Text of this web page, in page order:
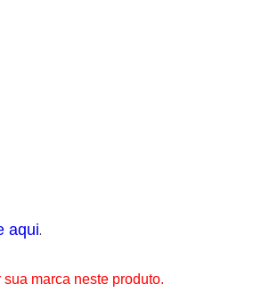
aqui.
marca neste produto.